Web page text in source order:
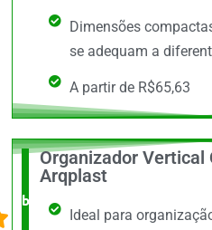
Dimensões
se adequam a
A partir de R$65,63
O +
barato,
Organizador Vertical
Arqplast
Ideal para